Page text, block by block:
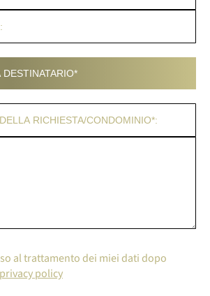
al trattamento dei miei dati dopo
policy